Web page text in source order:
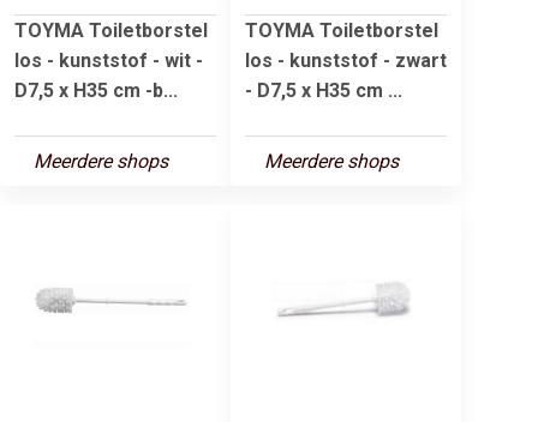
TOYMA Toiletborstel
los - kunststof - wit -
D7,5 x H35 cm -b...
Meerdere shops
TOYMA Toiletborstel
los - kunststof - zwart
- D7,5 x H35 cm ...
Meerdere shops